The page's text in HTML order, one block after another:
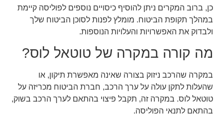
כן, ברוב המקרים ניתן להוסיף כיסויים נוספים לפוליסה קיימת
במהלך תקופת הביטוח. מומלץ לפנות לסוכן הביטוח שלך
ולבדוק את האפשרויות והעלויות הנוספות.
מה קורה במקרה של טוטאל לוס?
במקרה שהרכב ניזוק בצורה שאינה מאפשרת תיקון, או
שהעלות לתקן עולה על ערך הרכב, חברת הביטוח מכריזה על
טוטאל לוס. במקרה זה, תקבל פיצוי בהתאם לערך הרכב בשוק,
בהתאם לתנאי הפוליסה.